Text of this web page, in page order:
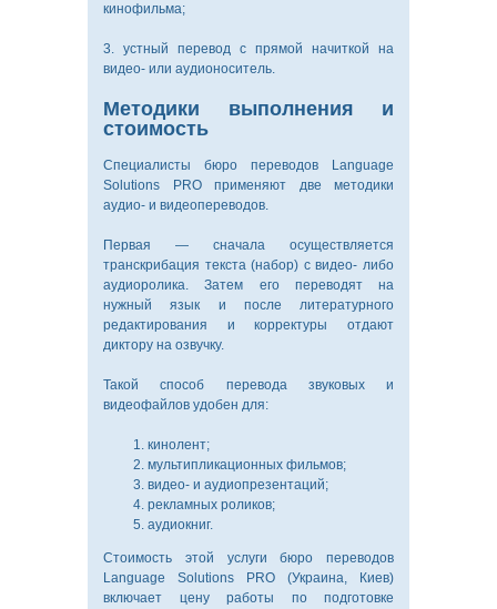
кинофильма;
3. устный перевод с прямой начиткой на
видео- или аудионоситель.
Методики выполнения и
стоимость
Специалисты бюро переводов Language
Solutions PRO применяют две методики
аудио- и видеопереводов.
Первая — сначала осуществляется
транскрибация текста (набор) с видео- либо
аудиоролика. Затем его переводят на
нужный язык и после литературного
редактирования и корректуры отдают
диктору на озвучку.
Такой способ перевода звуковых и
видеофайлов удобен для:
кинолент;
мультипликационных фильмов;
видео- и аудиопрезентаций;
рекламных роликов;
аудиокниг.
Стоимость этой услуги бюро переводов
Language Solutions PRO (Украина, Киев)
включает цену работы по подготовке